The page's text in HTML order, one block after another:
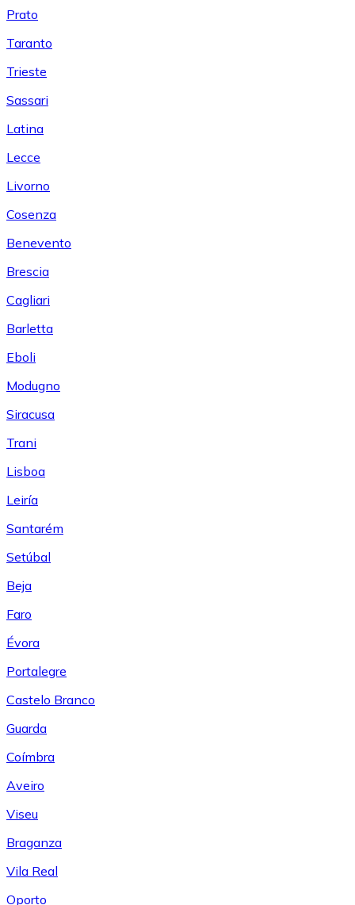
Prato
Taranto
Trieste
Sassari
Latina
Lecce
Livorno
Cosenza
Benevento
Brescia
Cagliari
Barletta
Eboli
Modugno
Siracusa
Trani
Lisboa
Leiría
Santarém
Setúbal
Beja
Faro
Évora
Portalegre
Castelo Branco
Guarda
Coímbra
Aveiro
Viseu
Braganza
Vila Real
Oporto